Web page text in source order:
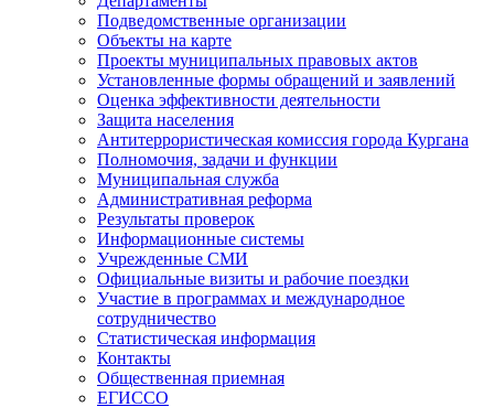
Подведомственные организации
Объекты на карте
Проекты муниципальных правовых актов
Установленные формы обращений и заявлений
Оценка эффективности деятельности
Защита населения
Антитеррористическая комиссия города Кургана
Полномочия, задачи и функции
Муниципальная служба
Административная реформа
Результаты проверок
Информационные системы
Учрежденные СМИ
Официальные визиты и рабочие поездки
Участие в программах и международное
сотрудничество
Статистическая информация
Контакты
Общественная приемная
ЕГИССО